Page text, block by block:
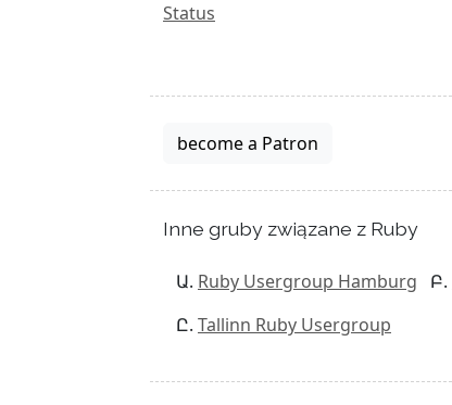
Status
become a Patron
Inne gruby związane z Ruby
Ruby Usergroup Hamburg
Tallinn Ruby Usergroup